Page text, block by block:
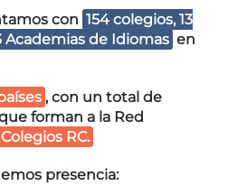
con 154 colegios, 13
Academias de Idiomas en
, con un total de
forman a la Red
Colegios RC.
presencia: